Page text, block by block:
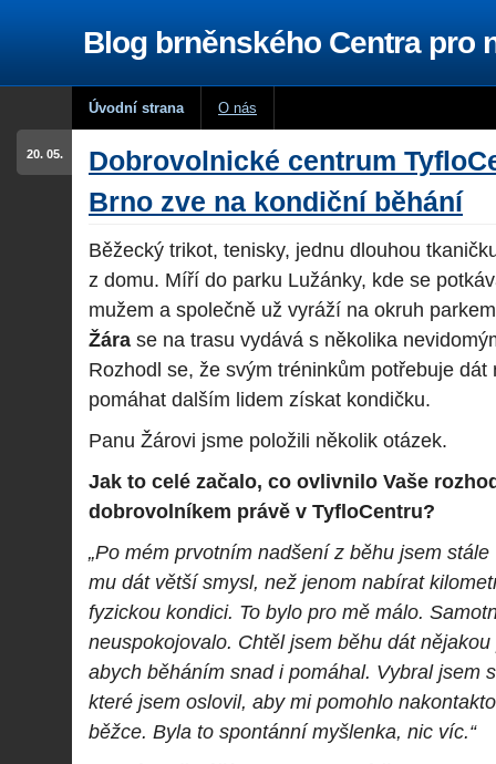
Blog brněnského Centra pro
Úvodní strana O nás
Dobrovolnické centrum
Brno zve na kondiční běhání
20. 05.
Běžecký trikot, tenisky, jednu dlouhou
z domu. Míří do parku Lužánky, kde se
mužem a společně už vyráží na okruh
Žára se na trasu vydává s několika
Rozhodl se, že svým tréninkům potřebuje dát
pomáhat dalším lidem získat kondičku.
Panu Žárovi jsme položili několik otázek.
Jak to celé začalo, co ovlivnilo Vaše
dobrovolníkem právě v TyfloCentru?
„Po mém prvotním nadšení z běhu jsem
mu dát větší smysl, než jenom nabírat
fyzickou kondici. To bylo pro mě málo.
neuspokojovalo. Chtěl jsem běhu dát
abych běháním snad i pomáhal. Vybral jsem
které jsem oslovil, aby mi pomohlo
běžce. Byla to spontánní myšlenka, nic víc.“